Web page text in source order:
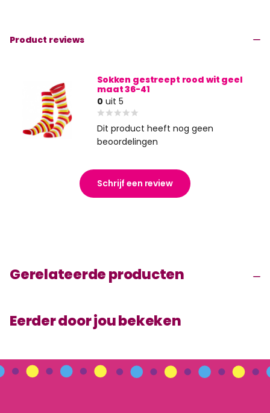
Product reviews
Sokken gestreept rood wit geel
maat 36-41
0 uit 5
Dit product heeft nog geen
beoordelingen
Schrijf een review
Gerelateerde producten
Eerder door jou bekeken